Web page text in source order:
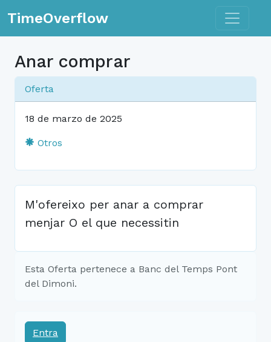
TimeOverflow Toggle
Anar comprar
Oferta
18 de marzo de 2025
Otros
M'ofereixo per anar a comprar
menjar O el que necessitin
Esta Oferta pertenece a Banc del Temps Pont
del Dimoni.
Entra